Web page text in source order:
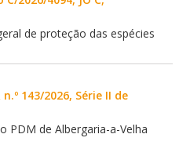
de proteção das espécies
143/2026, Série II de
PDM de Albergaria-a-Velha